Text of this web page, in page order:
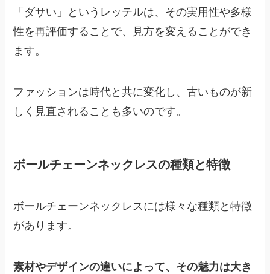
「ダサい」というレッテルは、その実用性や多様
性を再評価することで、見方を変えることができ
ます。
ファッションは時代と共に変化し、古いものが新
しく見直されることも多いのです。
ボールチェーンネックレスの種類と特徴
ボールチェーンネックレスには様々な種類と特徴
があります。
素材やデザインの違いによって、その魅力は大き